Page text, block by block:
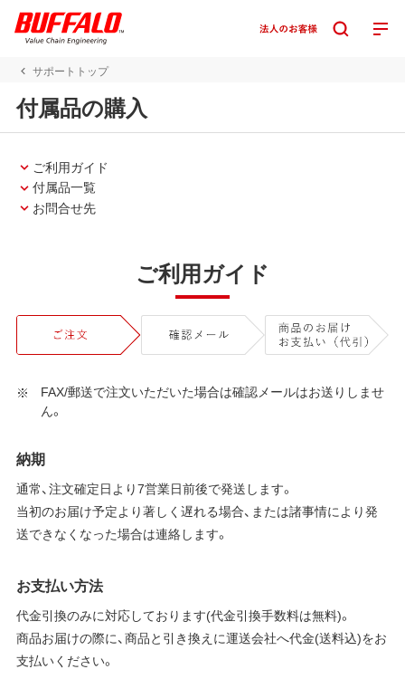
サポートトップ
付属品の購入
ご利用ガイド
付属品一覧
お問合せ先
ご利用ガイド
FAX/郵送で注文いただいた場合は確認メールはお送りしませ
ん。
納期
通常、注文確定日より7営業日前後で発送します。
当初のお届け予定より著しく遅れる場合、または諸事情により発
送できなくなった場合は連絡します。
お支払い方法
代金引換のみに対応しております(代金引換手数料は無料)。
商品お届けの際に、商品と引き換えに運送会社へ代金(送料込)をお
支払いください。